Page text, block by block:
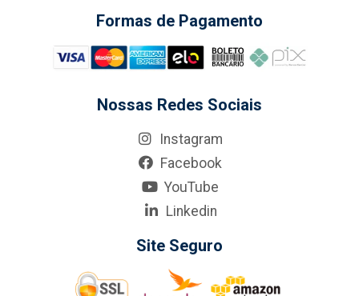
Formas de Pagamento
Nossas Redes Sociais
Instagram
Facebook
YouTube
Linkedin
Site Seguro